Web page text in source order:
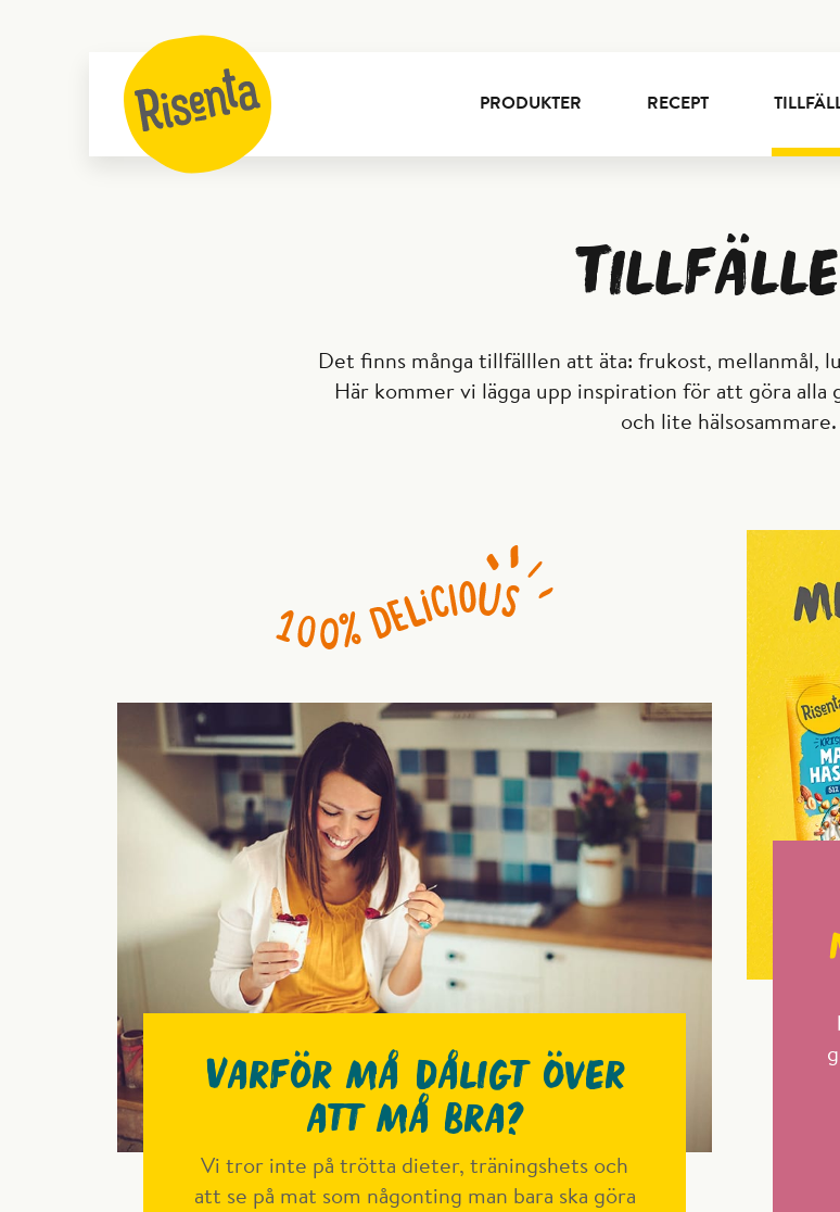
PRODUKTER RECEPT
Det finns många tillfälllen att äta: frukost, mellanmål,
Här kommer vi lägga upp inspiration för att göra
och lite hälsosammare.
Varför må dåligt över
att må bra?
Vi tror inte på trötta dieter, träningshets och
att se på mat som någonting man bara ska göra